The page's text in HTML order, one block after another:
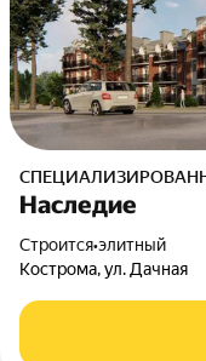
Наследие
Строится•элитный
Кострома, ул. Дачная